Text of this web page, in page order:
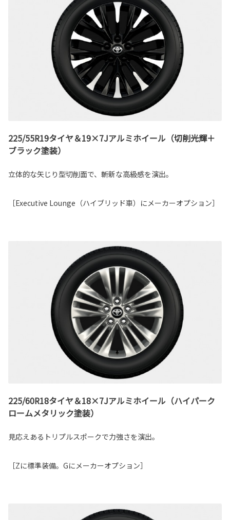
225/55R19タイヤ＆19×7Jアルミホイール（切削光輝＋
ブラック塗装）
立体的な矢じり型切削面で、斬新な高級感を演出。
［Executive Lounge（ハイブリッド車）にメーカーオプション］
225/60R18タイヤ＆18×7Jアルミホイール（ハイパーク
ロームメタリック塗装）
見応えあるトリプルスポークで力強さを演出。
［Zに標準装備。Gにメーカーオプション］